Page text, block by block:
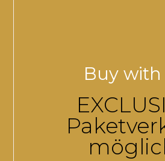
Buy with